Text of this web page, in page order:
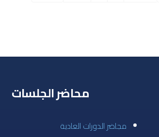
محاضر الجلسات
مجاضر الدورات العادية